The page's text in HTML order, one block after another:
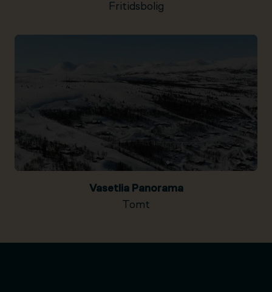
Fritidsbolig
Vasetlia Panorama
Tomt